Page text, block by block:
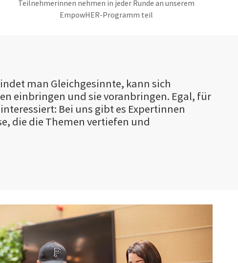
Teilnehmerinnen nehmen in jeder Runde an unserem
EmpowHER-Programm teil
man Gleichgesinnte, kann sich
einbringen und sie voranbringen. Egal, für
Bei uns gibt es Expertinnen
die die Themen vertiefen und